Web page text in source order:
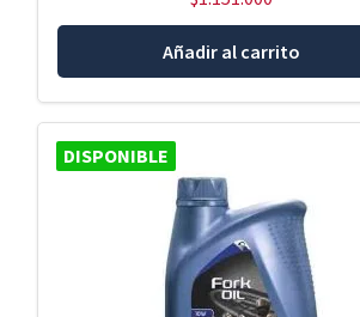
Añadir al carrito
DISPONIBLE